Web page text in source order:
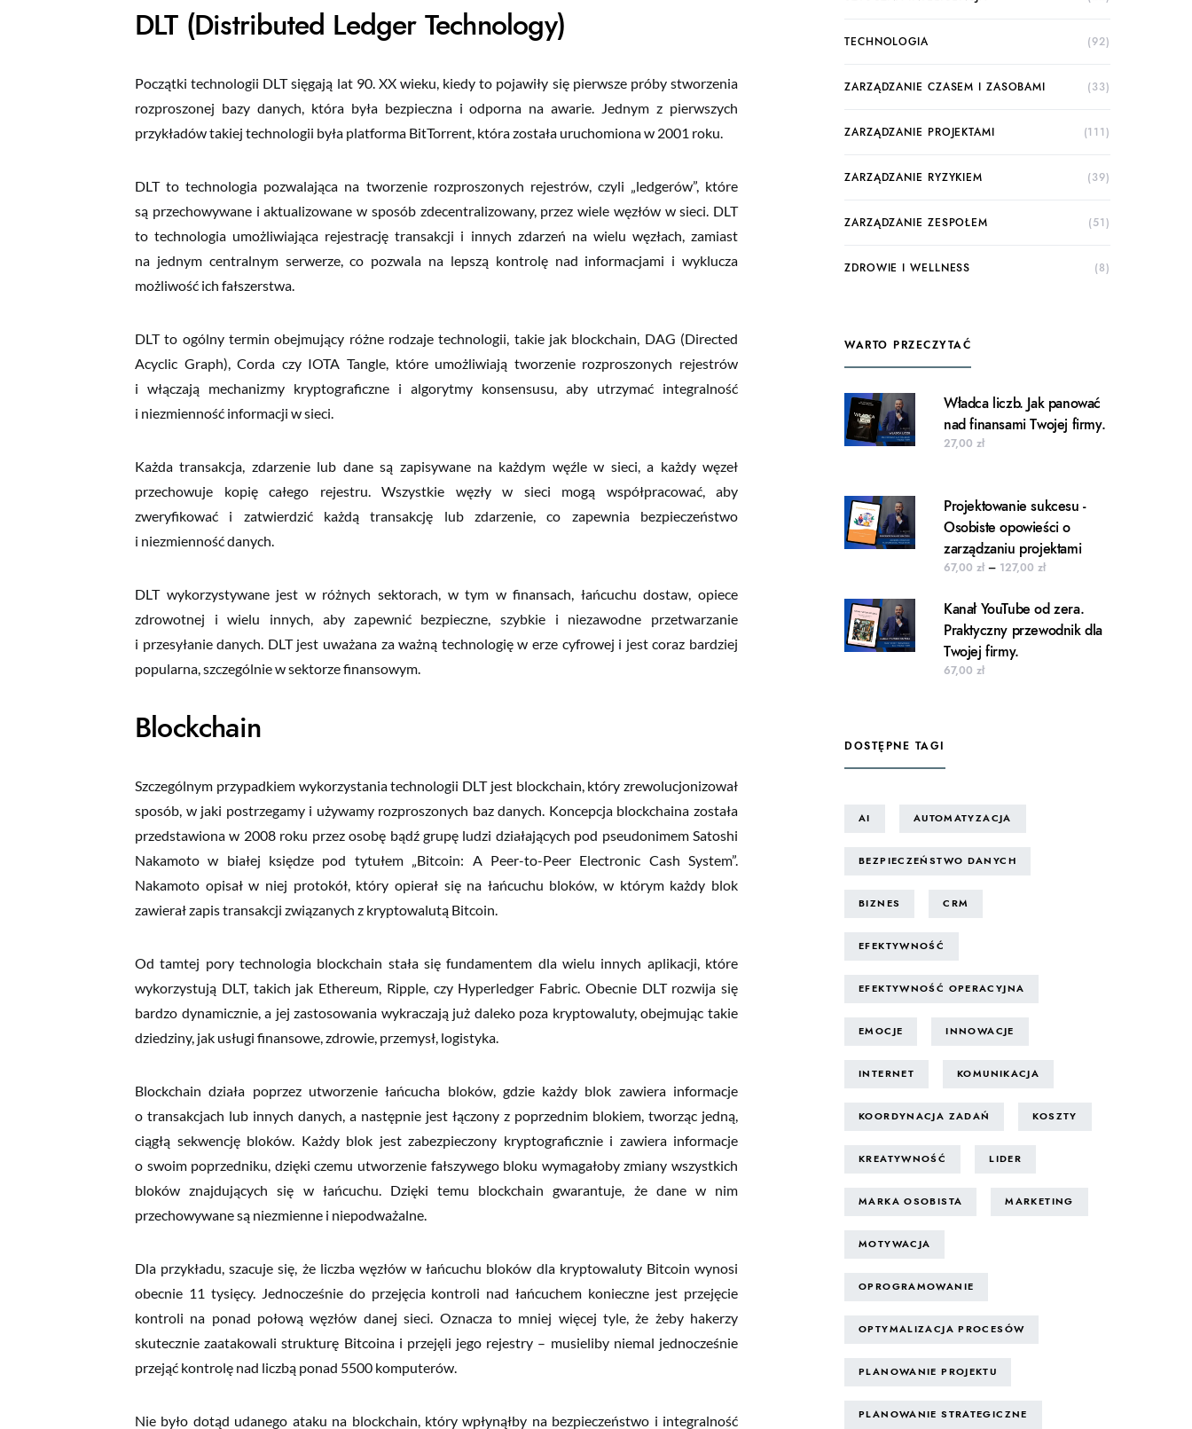
DLT (Distributed Ledger Technology)
Początki technologii DLT sięgają lat 90. XX wieku, kiedy to pojawiły się pierwsze próby stworzenia
rozproszonej bazy danych, która była bezpieczna i odporna na awarie. Jednym z pierwszych
przykładów takiej technologii była platforma BitTorrent, która została uruchomiona w 2001 roku.
DLT to technologia pozwalająca na tworzenie rozproszonych rejestrów, czyli „ledgerów”, które
są przechowywane i aktualizowane w sposób zdecentralizowany, przez wiele węzłów w sieci. DLT
to technologia umożliwiająca rejestrację transakcji i innych zdarzeń na wielu węzłach, zamiast
na jednym centralnym serwerze, co pozwala na lepszą kontrolę nad informacjami i wyklucza
możliwość ich fałszerstwa.
DLT to ogólny termin obejmujący różne rodzaje technologii, takie jak blockchain, DAG (Directed
Acyclic Graph), Corda czy IOTA Tangle, które umożliwiają tworzenie rozproszonych rejestrów
i włączają mechanizmy kryptograficzne i algorytmy konsensusu, aby utrzymać integralność
i niezmienność informacji w sieci.
Każda transakcja, zdarzenie lub dane są zapisywane na każdym węźle w sieci, a każdy węzeł
przechowuje kopię całego rejestru. Wszystkie węzły w sieci mogą współpracować, aby
zweryfikować i zatwierdzić każdą transakcję lub zdarzenie, co zapewnia bezpieczeństwo
i niezmienność danych.
DLT wykorzystywane jest w różnych sektorach, w tym w finansach, łańcuchu dostaw, opiece
zdrowotnej i wielu innych, aby zapewnić bezpieczne, szybkie i niezawodne przetwarzanie
i przesyłanie danych. DLT jest uważana za ważną technologię w erze cyfrowej i jest coraz bardziej
popularna, szczególnie w sektorze finansowym.
Blockchain
Szczególnym przypadkiem wykorzystania technologii DLT jest blockchain, który zrewolucjonizował
sposób, w jaki postrzegamy i używamy rozproszonych baz danych. Koncepcja blockchaina została
przedstawiona w 2008 roku przez osobę bądź grupę ludzi działających pod pseudonimem Satoshi
Nakamoto w białej księdze pod tytułem „Bitcoin: A Peer-to-Peer Electronic Cash System”.
Nakamoto opisał w niej protokół, który opierał się na łańcuchu bloków, w którym każdy blok
zawierał zapis transakcji związanych z kryptowalutą Bitcoin.
Od tamtej pory technologia blockchain stała się fundamentem dla wielu innych aplikacji, które
wykorzystują DLT, takich jak Ethereum, Ripple, czy Hyperledger Fabric. Obecnie DLT rozwija się
bardzo dynamicznie, a jej zastosowania wykraczają już daleko poza kryptowaluty, obejmując takie
dziedziny, jak usługi finansowe, zdrowie, przemysł, logistyka.
Blockchain działa poprzez utworzenie łańcucha bloków, gdzie każdy blok zawiera informacje
o transakcjach lub innych danych, a następnie jest łączony z poprzednim blokiem, tworząc jedną,
ciągłą sekwencję bloków. Każdy blok jest zabezpieczony kryptograficznie i zawiera informacje
o swoim poprzedniku, dzięki czemu utworzenie fałszywego bloku wymagałoby zmiany wszystkich
bloków znajdujących się w łańcuchu. Dzięki temu blockchain gwarantuje, że dane w nim
przechowywane są niezmienne i niepodważalne.
Dla przykładu, szacuje się, że liczba węzłów w łańcuchu bloków dla kryptowaluty Bitcoin wynosi
obecnie 11 tysięcy. Jednocześnie do przejęcia kontroli nad łańcuchem konieczne jest przejęcie
kontroli na ponad połową węzłów danej sieci. Oznacza to mniej więcej tyle, że żeby hakerzy
skutecznie zaatakowali strukturę Bitcoina i przejęli jego rejestry – musieliby niemal jednocześnie
przejąć kontrolę nad liczbą ponad 5500 komputerów.
Nie było dotąd udanego ataku na blockchain, który wpłynąłby na bezpieczeństwo i integralność
Pozostańmy w kontakcie
Jeśli chcesz otrzymywać powiadomienia o nowych treściach, jakie będą pojawiały się na moim blogu, oraz
dedykowane materiały – pozostaw swój adres e-mail. Obiecuję, nie będę Cię spamował – otrzymasz tylko
Zapisz się już teraz!
Twoje imię